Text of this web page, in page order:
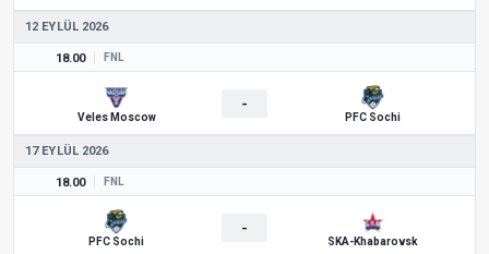
12 EYLÜL 2026
18.00 FNL
Veles Moscow
-
PFC Sochi
17 EYLÜL 2026
18.00 FNL
PFC Sochi
-
SKA-Khabarovsk